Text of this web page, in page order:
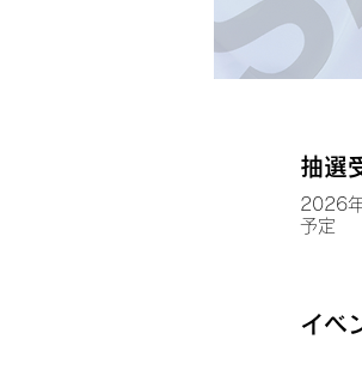
抽選
2026
予定
イベ